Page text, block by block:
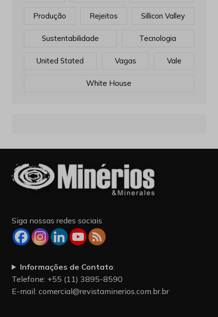
Produção Rejeitos Sillicon Valley
Sustentabilidade Tecnologia
United Stated Vagas Vale
White House
Siga nossas redes sociais
Informações de Contato:
Telefone: +55 (11) 3895-8590
E-mail: comercial@revistaminerios.com.br.br